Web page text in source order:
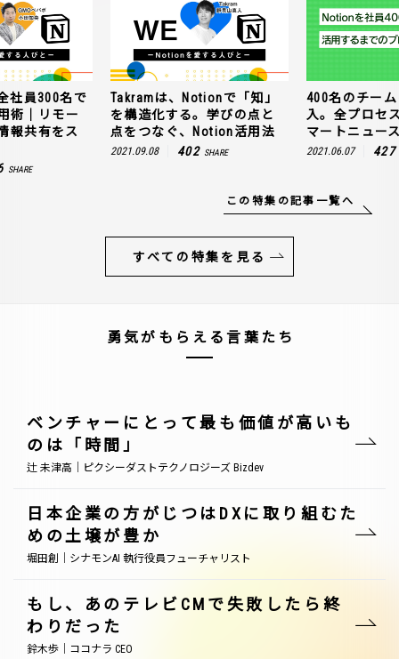
社員300名で
術｜リモー
報共有をス
SHARE
Takramは、Notionで「知」
を構造化する。学びの点と
点をつなぐ、Notion活用法
2021.09.08 402 SHARE
400名のチー
入。全プロセ
マートニュー
2021.06.07 427
この特集の記事一覧へ
すべての特集を見る
勇気がもらえる言葉たち
ベンチャーにとって最も価値が高いも
のは「時間」
辻 未津高｜ピクシーダストテクノロジーズ Bizdev
日本企業の方がじつはDXに取り組むた
めの土壌が豊か
堀田創｜シナモンAI 執行役員フューチャリスト
もし、あのテレビCMで失敗したら終
わりだった
鈴木歩｜ココナラ CEO